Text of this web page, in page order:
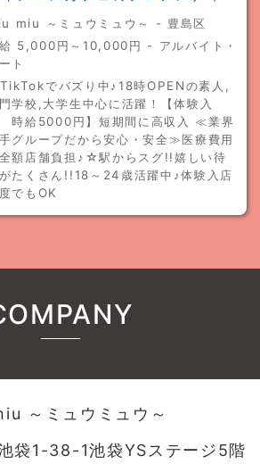
miu ～ミュウミュウ～ - 豊島区
5,000円～10,000円 - アルバイト・
ト
でバズり中♪18時OPENの素人,
学校,大学生中心に活躍！【体験入
時給5000円】短期間に高収入 ≪業界
グループだから安心・安全≫医療費用
額店舗負担♪☆駅からスグ!!嬉しい待
たくさん!!18～24歳活躍中♪体験入店
でもOK
～ミュウミュウ～
袋1-38-1池袋YSステージ5階